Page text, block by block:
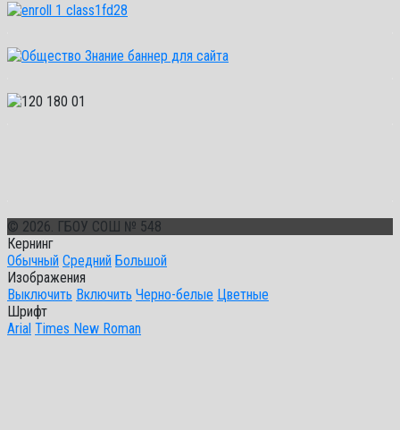
© 2026. ГБОУ СОШ № 548
Кернинг
Обычный Средний Большой
Изображения
Выключить Включить Черно-белые Цветные
Шрифт
Arial Times New Roman